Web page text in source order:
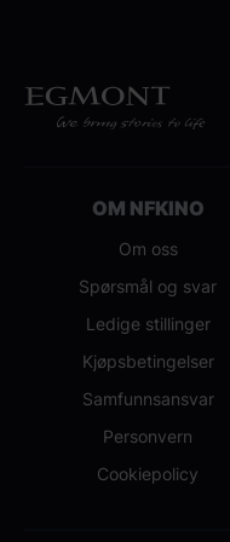
OM NFKINO
Om oss
Spørsmål og svar
Ledige stillinger
Kjøpsbetingelser
Samfunnsansvar
Personvern
Cookiepolicy